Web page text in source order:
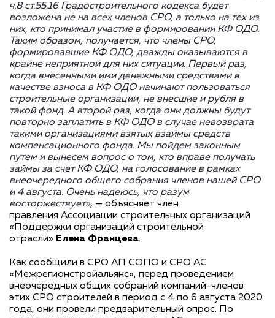
ч.8 ст.55.16 Градостроительного кодекса будет
возложена не на всех членов СРО, а только на тех из
них, кто принимал участие в формировании КФ ОДО.
Таким образом, получается, что члены СРО,
формировавшие КФ ОДО, дважды оказываются в
крайне неприятной для них ситуации. Первый раз,
когда внесенными ими денежными средствами в
качестве взноса в КФ ОДО начинают пользоваться
строительные организации, не внесшие и рубля в
такой фонд. А второй раз, когда они должны будут
повторно заплатить в КФ ОДО в случае невозврата
такими организациями взятых взаймы средств
компенсационного фонда. Мы пойдем законным
путем и вынесем вопрос о том, кто вправе получать
займы за счет КФ ОДО, на голосование в рамках
внеочередного общего собрания членов нашей СРО
и 4 августа. Очень надеюсь, что разум
восторжествует», — объясняет член
правления Ассоциации строительных организаций
«Поддержки организаций строительной
отрасли» Елена Францева.
Как сообщили в СРО АП СОПО и СРО АС
«Межрегионстройальянс», перед проведением
внеочередных общих собраний компаний-членов
этих СРО строителей в период с 4 по 6 августа 2020
года, они провели предварительный опрос. По